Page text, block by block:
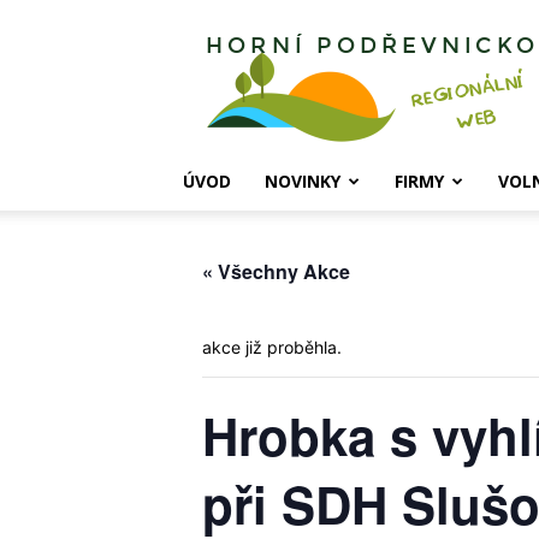
Horní
ÚVOD NOVINKY FIRMY
« Všechny Akce
akce již proběhla.
Hrobka s
při SDH